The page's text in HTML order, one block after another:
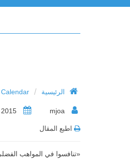
الرئيسية /
Calendar
اطبع المقال
«تنافسوا في المواهب